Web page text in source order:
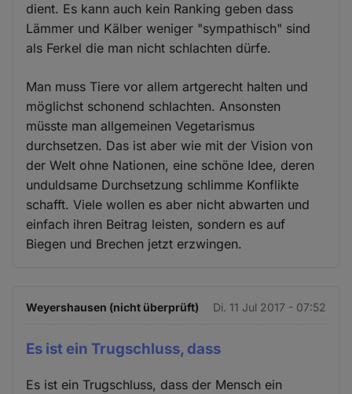
dient. Es kann auch kein Ranking geben dass
Lämmer und Kälber weniger "sympathisch" sind
als Ferkel die man nicht schlachten dürfe.
Man muss Tiere vor allem artgerecht halten und
möglichst schonend schlachten. Ansonsten
müsste man allgemeinen Vegetarismus
durchsetzen. Das ist aber wie mit der Vision von
der Welt ohne Nationen, eine schöne Idee, deren
unduldsame Durchsetzung schlimme Konflikte
schafft. Viele wollen es aber nicht abwarten und
einfach ihren Beitrag leisten, sondern es auf
Biegen und Brechen jetzt erzwingen.
Weyershausen (nicht überprüft) Di. 11 Jul 2017 - 07:52
Es ist ein Trugschluss, dass
Es ist ein Trugschluss, dass der Mensch ein